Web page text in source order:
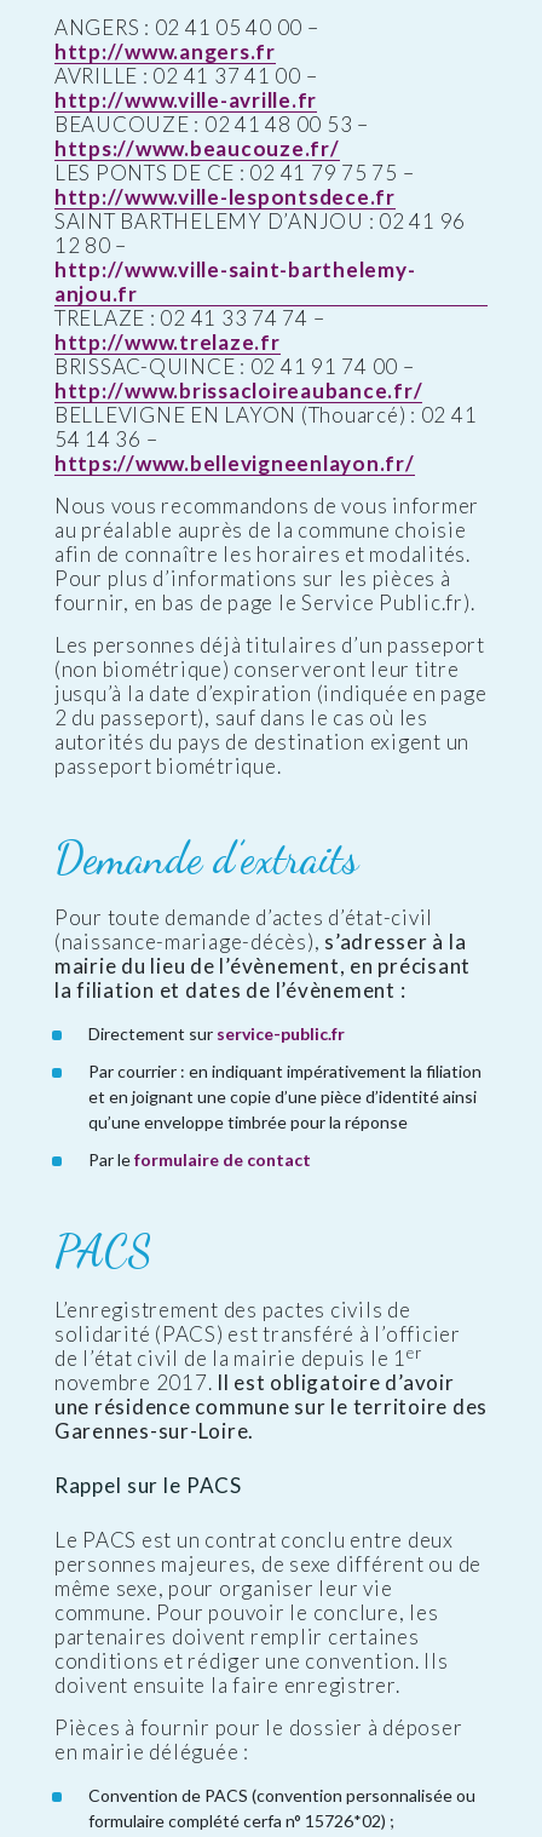
ANGERS : 02 41 05 40 00 –
http://www.angers.fr
AVRILLE : 02 41 37 41 00 –
http://www.ville-avrille.fr
BEAUCOUZE : 02 41 48 00 53 –
https://www.beaucouze.fr/
LES PONTS DE CE : 02 41 79 75 75 –
http://www.ville-lespontsdece.fr
SAINT BARTHELEMY D’ANJOU : 02 41 96
12 80 –
http://www.ville-saint-barthelemy-
anjou.fr
TRELAZE : 02 41 33 74 74 –
http://www.trelaze.fr
BRISSAC-QUINCE : 02 41 91 74 00 –
http://www.brissacloireaubance.fr/
BELLEVIGNE EN LAYON (Thouarcé) : 02 41
54 14 36 –
https://www.bellevigneenlayon.fr/
Nous vous recommandons de vous informer
au préalable auprès de la commune choisie
afin de connaître les horaires et modalités.
Pour plus d’informations sur les pièces à
fournir, en bas de page le Service Public.fr).
Les personnes déjà titulaires d’un passeport
(non biométrique) conserveront leur titre
jusqu’à la date d’expiration (indiquée en page
2 du passeport), sauf dans le cas où les
autorités du pays de destination exigent un
passeport biométrique.
Demande d’extraits
Pour toute demande d’actes d’état-civil
(naissance-mariage-décès), s’adresser à la
mairie du lieu de l’évènement, en précisant
la filiation et dates de l’évènement :
Directement sur service-public.fr
Par courrier : en indiquant impérativement la filiation
et en joignant une copie d’une pièce d’identité ainsi
qu’une enveloppe timbrée pour la réponse
Par leformulaire de contact
PACS
L’enregistrement des pactes civils de
solidarité (PACS) est transféré à l’officier
de l’état civil de la mairie depuis le 1er
novembre 2017. Il est obligatoire d’avoir
une résidence commune sur le territoire des
Garennes-sur-Loire.
Rappel sur le PACS
Le PACS est un contrat conclu entre deux
personnes majeures, de sexe différent ou de
même sexe, pour organiser leur vie
commune. Pour pouvoir le conclure, les
partenaires doivent remplir certaines
conditions et rédiger une convention. Ils
doivent ensuite la faire enregistrer.
Pièces à fournir pour le dossier à déposer
en mairie déléguée :
Convention de PACS (convention personnalisée ou
formulaire complété cerfa n° 15726*02) ;